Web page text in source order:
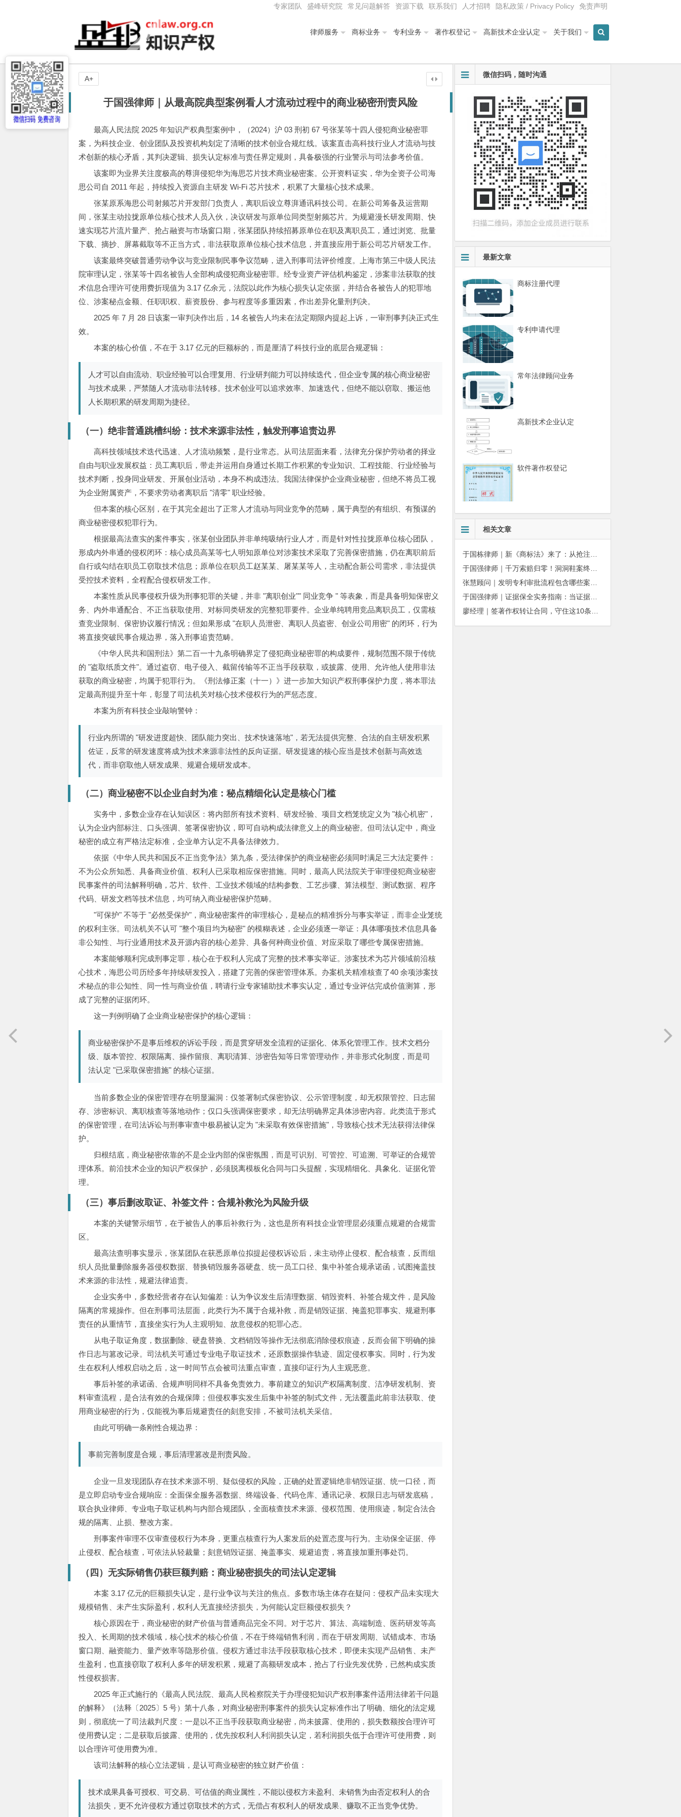
专家团队 盛峰研究院 常见问题解答 资源下载 联系我们 人才招聘 隐私政策 / Privacy Policy 免责声明
律师服务 商标业务 专利业务 著作权登记 高新技术企业认定 关于我们
于国强律师｜从最高院典型案例看人才流动过程中的商业秘密刑责风险
最高人民法院 2025 年知识产权典型案例中，（2024）沪 03 刑初 67 号张某等十四人侵犯商业秘密罪
案，为科技企业、创业团队及投资机构划定了清晰的技术创业合规红线。该案直击高科技行业人才流动与技
术创新的核心矛盾，其判决逻辑、损失认定标准与责任界定规则，具备极强的行业警示与司法参考价值。
该案即为业界关注度极高的尊湃侵犯华为海思芯片技术商业秘密案。公开资料证实，华为全资子公司海
思公司自 2011 年起，持续投入资源自主研发 Wi-Fi 芯片技术，积累了大量核心技术成果。
张某原系海思公司射频芯片开发部门负责人，离职后设立尊湃通讯科技公司。在新公司筹备及运营期
间，张某主动拉拢原单位核心技术人员入伙，决议研发与原单位同类型射频芯片。为规避漫长研发周期、快
速实现芯片流片量产、抢占融资与市场窗口期，张某团队持续招募原单位在职及离职员工，通过浏览、批量
下载、摘抄、屏幕截取等不正当方式，非法获取原单位核心技术信息，并直接应用于新公司芯片研发工作。
该案最终突破普通劳动争议与竞业限制民事争议范畴，进入刑事司法评价维度。上海市第三中级人民法
院审理认定，张某等十四名被告人全部构成侵犯商业秘密罪。经专业资产评估机构鉴定，涉案非法获取的技
术信息合理许可使用费折现值为 3.17 亿余元，法院以此作为核心损失认定依据，并结合各被告人的犯罪地
位、涉案秘点金额、任职职权、薪资股份、参与程度等多重因素，作出差异化量刑判决。
2025 年 7 月 28 日该案一审判决作出后，14 名被告人均未在法定期限内提起上诉，一审刑事判决正式生
效。
本案的核心价值，不在于 3.17 亿元的巨额标的，而是厘清了科技行业的底层合规逻辑：
人才可以自由流动、职业经验可以合理复用、行业研判能力可以持续迭代，但企业专属的核心商业秘密
与技术成果，严禁随人才流动非法转移。技术创业可以追求效率、加速迭代，但绝不能以窃取、搬运他
人长期积累的研发周期为捷径。
（一）绝非普通跳槽纠纷：技术来源非法性，触发刑事追责边界
高科技领域技术迭代迅速、人才流动频繁，是行业常态。从司法层面来看，法律充分保护劳动者的择业
自由与职业发展权益：员工离职后，带走并运用自身通过长期工作积累的专业知识、工程技能、行业经验与
技术判断，投身同业研发、开展创业活动，本身不构成违法。我国法律保护企业商业秘密，但绝不将员工视
为企业附属资产，不要求劳动者离职后 "清零" 职业经验。
但本案的核心区别，在于其完全超出了正常人才流动与同业竞争的范畴，属于典型的有组织、有预谋的
商业秘密侵权犯罪行为。
根据最高法查实的案件事实，张某创业团队并非单纯吸纳行业人才，而是针对性拉拢原单位核心团队，
形成内外串通的侵权闭环：核心成员高某等七人明知原单位对涉案技术采取了完善保密措施，仍在离职前后
自行或勾结在职员工窃取技术信息；原单位在职员工赵某某、屠某某等人，主动配合新公司需求，非法提供
受控技术资料，全程配合侵权研发工作。
本案性质从民事侵权升级为刑事犯罪的关键，并非 "离职创业"" 同业竞争 " 等表象，而是具备明知保密义
务、内外串通配合、不正当获取使用、对标同类研发的完整犯罪要件。企业单纯聘用竞品离职员工，仅需核
查竞业限制、保密协议履行情况；但如果形成 "在职人员泄密、离职人员盗密、创业公司用密" 的闭环，行为
将直接突破民事合规边界，落入刑事追责范畴。
《中华人民共和国刑法》第二百一十九条明确界定了侵犯商业秘密罪的构成要件，规制范围不限于传统
的 "盗取纸质文件"。通过盗窃、电子侵入、截留传输等不正当手段获取，或披露、使用、允许他人使用非法
获取的商业秘密，均属于犯罪行为。《刑法修正案（十一）》进一步加大知识产权刑事保护力度，将本罪法
定最高刑提升至十年，彰显了司法机关对核心技术侵权行为的严惩态度。
本案为所有科技企业敲响警钟：
行业内所谓的 "研发进度超快、团队能力突出、技术快速落地"，若无法提供完整、合法的自主研发积累
佐证，反常的研发速度将成为技术来源非法性的反向证据。研发提速的核心应当是技术创新与高效迭
代，而非窃取他人研发成果、规避合规研发成本。
（二）商业秘密不以企业自封为准：秘点精细化认定是核心门槛
实务中，多数企业存在认知误区：将内部所有技术资料、研发经验、项目文档笼统定义为 "核心机密"，
认为企业内部标注、口头强调、签署保密协议，即可自动构成法律意义上的商业秘密。但司法认定中，商业
秘密的成立有严格法定标准，企业单方认定不具备法律效力。
依据《中华人民共和国反不正当竞争法》第九条，受法律保护的商业秘密必须同时满足三大法定要件：
不为公众所知悉、具备商业价值、权利人已采取相应保密措施。同时，最高人民法院关于审理侵犯商业秘密
民事案件的司法解释明确，芯片、软件、工业技术领域的结构参数、工艺步骤、算法模型、测试数据、程序
代码、研发文档等技术信息，均可纳入商业秘密保护范畴。
"可保护" 不等于 "必然受保护"，商业秘密案件的审理核心，是秘点的精准拆分与事实举证，而非企业笼统
的权利主张。司法机关不认可 "整个项目均为秘密" 的模糊表述，企业必须逐一举证：具体哪项技术信息具备
非公知性、与行业通用技术及开源内容的核心差异、具备何种商业价值、对应采取了哪些专属保密措施。
本案能够顺利完成刑事定罪，核心在于权利人完成了完整的技术事实举证。涉案技术为芯片领域前沿核
心技术，海思公司历经多年持续研发投入，搭建了完善的保密管理体系。办案机关精准核查了40 余项涉案技
术秘点的非公知性、同一性与商业价值，聘请行业专家辅助技术事实认定，通过专业评估完成价值测算，形
成了完整的证据闭环。
这一判例明确了企业商业秘密保护的核心逻辑：
商业秘密保护不是事后维权的诉讼手段，而是贯穿研发全流程的证据化、体系化管理工作。技术文档分
级、版本管控、权限隔离、操作留痕、离职清算、涉密告知等日常管理动作，并非形式化制度，而是司
法认定 "已采取保密措施" 的核心证据。
当前多数企业的保密管理存在明显漏洞：仅签署制式保密协议、公示管理制度，却无权限管控、日志留
存、涉密标识、离职核查等落地动作；仅口头强调保密要求，却无法明确界定具体涉密内容。此类流于形式
的保密管理，在司法诉讼与刑事审查中极易被认定为 "未采取有效保密措施"，导致核心技术无法获得法律保
护。
归根结底，商业秘密依靠的不是企业内部的保密氛围，而是可识别、可管控、可追溯、可举证的合规管
理体系。前沿技术企业的知识产权保护，必须脱离模板化合同与口头提醒，实现精细化、具象化、证据化管
理。
（三）事后删改取证、补签文件：合规补救沦为风险升级
本案的关键警示细节，在于被告人的事后补救行为，这也是所有科技企业管理层必须重点规避的合规雷
区。
最高法查明事实显示，张某团队在获悉原单位拟提起侵权诉讼后，未主动停止侵权、配合核查，反而组
织人员批量删除服务器侵权数据、替换销毁服务器硬盘、统一员工口径、集中补签合规承诺函，试图掩盖技
术来源的非法性，规避法律追责。
企业实务中，多数经营者存在认知偏差：认为争议发生后清理数据、销毁资料、补签合规文件，是风险
隔离的常规操作。但在刑事司法层面，此类行为不属于合规补救，而是销毁证据、掩盖犯罪事实、规避刑事
责任的从重情节，直接坐实行为人主观明知、故意侵权的犯罪心态。
从电子取证角度，数据删除、硬盘替换、文档销毁等操作无法彻底消除侵权痕迹，反而会留下明确的操
作日志与篡改记录。司法机关可通过专业电子取证技术，还原数据操作轨迹、固定侵权事实。同时，行为发
生在权利人维权启动之后，这一时间节点会被司法重点审查，直接印证行为人主观恶意。
事后补签的承诺函、合规声明同样不具备免责效力。事前建立的知识产权隔离制度、洁净研发机制、资
料审查流程，是合法有效的合规保障；但侵权事实发生后集中补签的制式文件，无法覆盖此前非法获取、使
用商业秘密的行为，仅能视为事后规避责任的刻意安排，不被司法机关采信。
由此可明确一条刚性合规边界：
事前完善制度是合规，事后清理篡改是刑责风险。
企业一旦发现团队存在技术来源不明、疑似侵权的风险，正确的处置逻辑绝非销毁证据、统一口径，而
是立即启动专业合规响应：全面保全服务器数据、终端设备、代码仓库、通讯记录、权限日志与研发底稿，
联合执业律师、专业电子取证机构与内部合规团队，全面核查技术来源、侵权范围、使用痕迹，制定合法合
规的隔离、止损、整改方案。
刑事案件审理不仅审查侵权行为本身，更重点核查行为人案发后的处置态度与行为。主动保全证据、停
止侵权、配合核查，可依法从轻裁量；刻意销毁证据、掩盖事实、规避追责，将直接加重刑事处罚。
（四）无实际销售仍获巨额判赔：商业秘密损失的司法认定逻辑
本案 3.17 亿元的巨额损失认定，是行业争议与关注的焦点。多数市场主体存在疑问：侵权产品未实现大
规模销售、未产生实际盈利，权利人无直接经济损失，为何能认定巨额侵权损失？
核心原因在于，商业秘密的财产价值与普通商品完全不同。对于芯片、算法、高端制造、医药研发等高
投入、长周期的技术领域，核心技术的核心价值，不在于终端销售利润，而在于研发周期、试错成本、市场
窗口期、融资能力、量产效率等隐形价值。侵权方通过非法手段获取核心技术，即便未实现产品销售、未产
生盈利，也直接窃取了权利人多年的研发积累，规避了高额研发成本，抢占了行业先发优势，已然构成实质
性侵权损害。
2025 年正式施行的《最高人民法院、最高人民检察院关于办理侵犯知识产权刑事案件适用法律若干问题
的解释》（法释〔2025〕5 号）第十八条，对商业秘密刑事案件的损失认定标准作出了明确、细化的法定规
则，彻底统一了司法裁判尺度：一是以不正当手段获取商业秘密，尚未披露、使用的，损失数额按合理许可
使用费认定；二是获取后披露、使用的，优先按权利人利润损失认定，若利润损失低于合理许可使用费，则
以合理许可使用费为准。
该司法解释的核心立法逻辑，是认可商业秘密的独立财产价值：
技术成果具备可授权、可交易、可估值的商业属性，不能以侵权方未盈利、未销售为由否定权利人的合
法损失，更不允许侵权方通过窃取技术的方式，无偿占有权利人的研发成果、赚取不正当竞争优势。
A+ 微信扫码，随时沟通
最新文章
商标注册代理
专利申请代理
常年法律顾问业务
高新技术企业认定
软件著作权登记
相关文章
于国强律师｜证据保全实务指南：当证据即将灭失，如何让法院为你固定事实